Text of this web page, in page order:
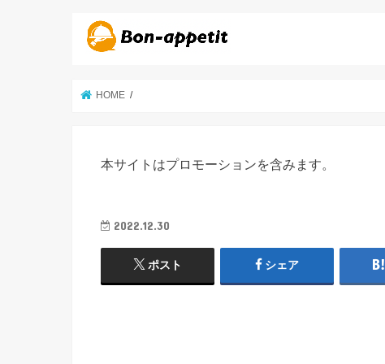
HOME
本サイトはプロモーションを含みます。
2022.12.30
ポスト シェア